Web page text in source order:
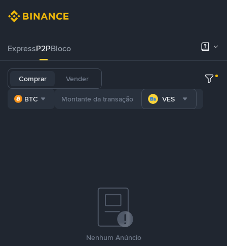
ExpressP2PBloco
Comprar Vender
BTC VES
Nenhum Anúncio